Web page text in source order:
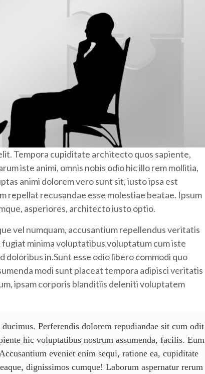
Tempora cupiditate architecto quos sapiente,
iste animi, omnis nobis odio hic illo rem mollitia,
animi dolorem vero sunt sit, iusto ipsa est
repellat recusandae esse molestiae beatae. Ipsum
asperiores, architecto iusto optio.
vel numquam, accusantium repellendus veritatis
minima voluptatibus voluptatum cum iste
doloribus in.Sunt esse odio libero commodi quo
modi sunt placeat tempora adipisci veritatis
ipsam corporis blanditiis deleniti voluptatem
Perferendis dolorem repudiandae sit cum odit
hic voluptatibus nostrum assumenda, facilis. Eum
eveniet enim sequi, ratione ea, cupiditate
dignissimos cumque! Laborum aspernatur rerum